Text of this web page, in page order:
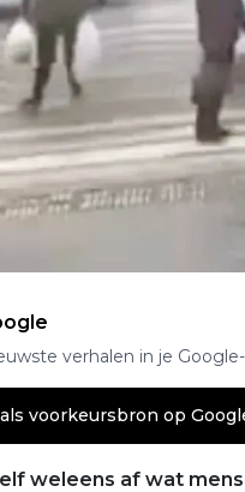
verhalen in je
voorkeursbron op
weleens af wat